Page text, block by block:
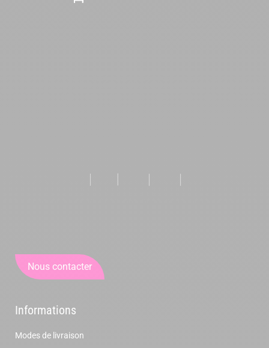
Nous contacter
Informations
Modes de livraison